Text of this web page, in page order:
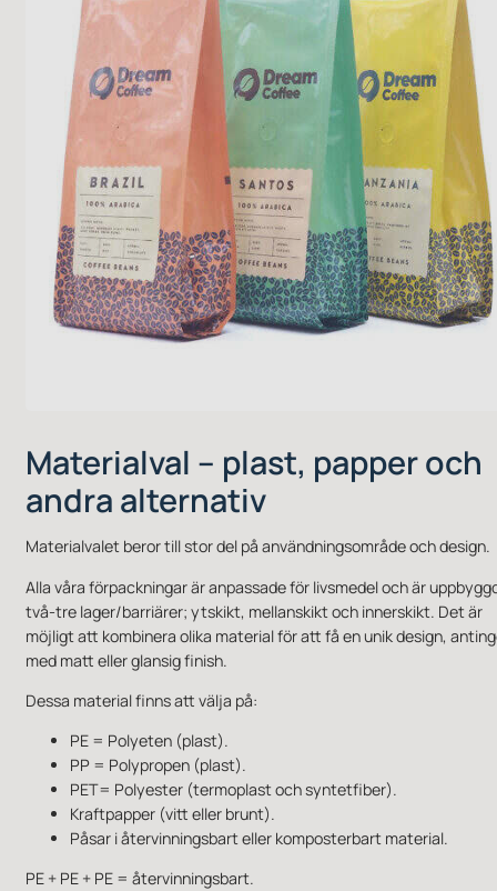
Materialval – plast, papper och
andra alternativ
Materialvalet beror till stor del på användningsområde och design.
Alla våra förpackningar är anpassade för livsmedel och är
två-tre lager/barriärer; ytskikt, mellanskikt och innerskikt. Det är
möjligt att kombinera olika material för att få en unik design,
med matt eller glansig finish.
Dessa material finns att välja på:
PE = Polyeten (plast).
PP = Polypropen (plast).
PET= Polyester (termoplast och syntetfiber).
Kraftpapper (vitt eller brunt).
Påsar i återvinningsbart eller komposterbart material.
PE + PE + PE = återvinningsbart.